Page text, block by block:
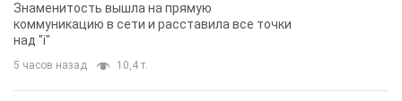
Знаменитость вышла на прямую
коммуникацию в сети и расставила все точки
над "i"
5 часов назад 10,4 т.